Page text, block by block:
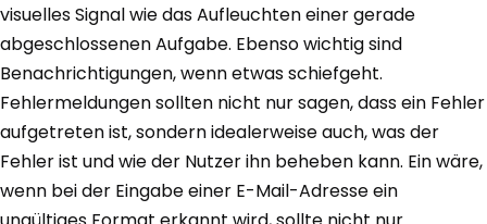
visuelles Signal wie das Aufleuchten einer gerade
abgeschlossenen Aufgabe. Ebenso wichtig sind
Benachrichtigungen, wenn etwas schiefgeht.
Fehlermeldungen sollten nicht nur sagen, dass ein Fehler
aufgetreten ist, sondern idealerweise auch, was der
Fehler ist und wie der Nutzer ihn beheben kann. Ein wäre,
wenn bei der Eingabe einer E-Mail-Adresse ein